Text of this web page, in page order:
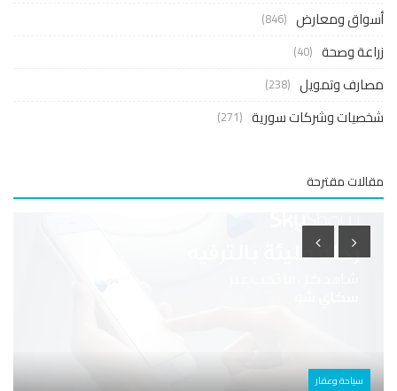
ومعارض (846)
وصحة (40)
وتمويل (238)
وشركات سورية (271)
مقترحة
سياحة وعقار